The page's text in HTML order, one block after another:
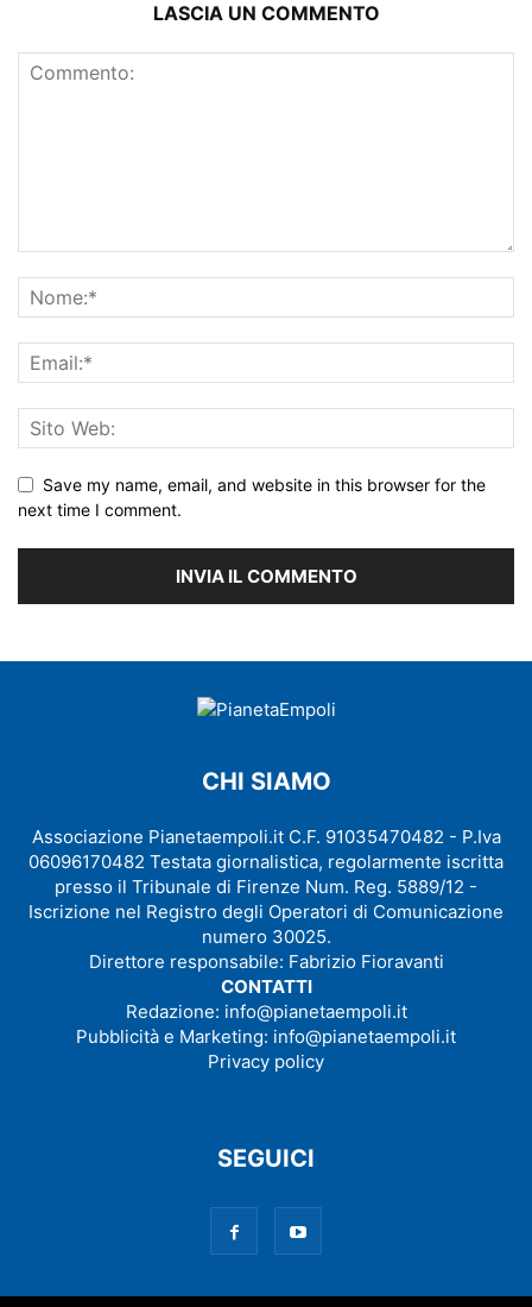
LASCIA UN COMMENTO
Save my name, email, and website in this browser for the
next time I comment.
CHI SIAMO
Associazione Pianetaempoli.it C.F. 91035470482 - P.Iva
06096170482 Testata giornalistica, regolarmente iscritta
presso il Tribunale di Firenze Num. Reg. 5889/12 -
Iscrizione nel Registro degli Operatori di Comunicazione
numero 30025.
Direttore responsabile: Fabrizio Fioravanti
CONTATTI
Redazione: info@pianetaempoli.it
Pubblicità e Marketing: info@pianetaempoli.it
Privacy policy
SEGUICI